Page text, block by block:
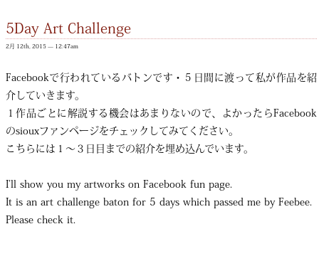
5Day Art Challenge
2月 12th, 2015 — 12:47am
Facebookで行われているバトンです・５日間に渡って私が作品を紹
介していきます。
１作品ごとに解説する機会はあまりないので、よかったらFacebook
のsiouxファンページをチェックしてみてください。
こちらには１〜３日目までの紹介を埋め込んでいます。
I’ll show you my artworks on Facebook fun page.
It is an art challenge baton for 5 days which passed me by Feebee.
Please check it.